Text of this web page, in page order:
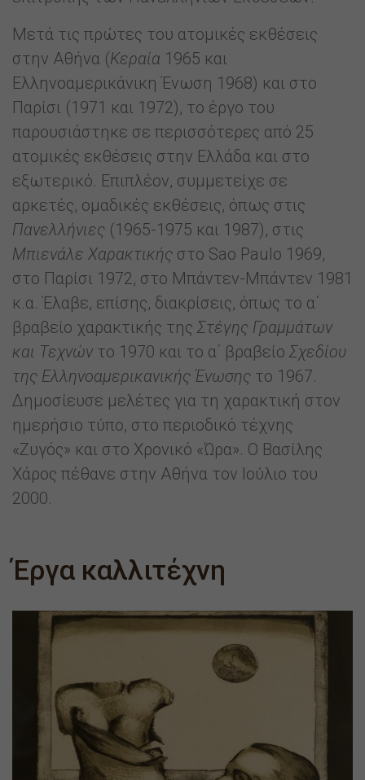
Μετά τις πρώτες του ατομικές εκθέσεις
στην Αθήνα (Κεραία 1965 και
Ελληνοαμερικάνικη Ένωση 1968) και στο
Παρίσι (1971 και 1972), το έργο του
παρουσιάστηκε σε περισσότερες από 25
ατομικές εκθέσεις στην Ελλάδα και στο
εξωτερικό. Επιπλέον, συμμετείχε σε
αρκετές, ομαδικές εκθέσεις, όπως στις
Πανελλήνιες (1965-1975 και 1987), στις
Μπιενάλε Χαρακτικής στο Sao Paulo 1969,
στο Παρίσι 1972, στο Μπάντεν-Μπάντεν 1981
κ.α. Έλαβε, επίσης, διακρίσεις, όπως το α΄
βραβείο χαρακτικής της Στέγης Γραμμάτων
και Τεχνώντο 1970 και το α΄ βραβείο Σχεδίου
της Ελληνοαμερικανικής Ένωσης το 1967.
Δημοσίευσε μελέτες για τη χαρακτική στον
ημερήσιο τύπο, στο περιοδικό τέχνης
«Ζυγός» και στο Χρονικό «Ώρα». Ο Βασίλης
Χάρος πέθανε στην Αθήνα τον Ιούλιο του
2000.
Έργα καλλιτέχνη